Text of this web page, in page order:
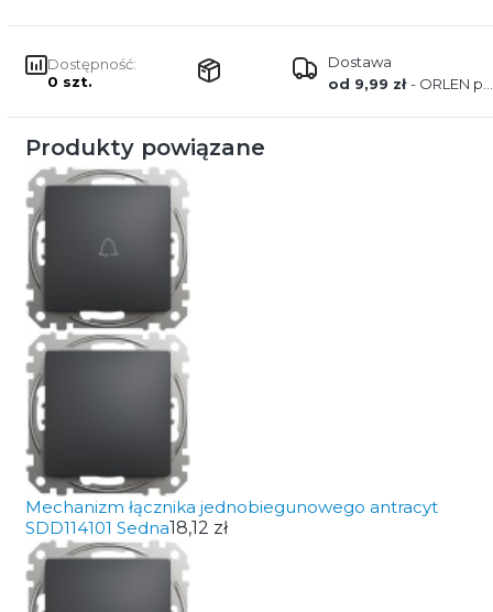
Dostępność:
0 szt.
Dostawa
od 9,99 zł- ORLEN paczka
Produkty powiązane
Mechanizm łącznika jednobiegunowego antracyt
SDD114101 Sedna18,12 zł